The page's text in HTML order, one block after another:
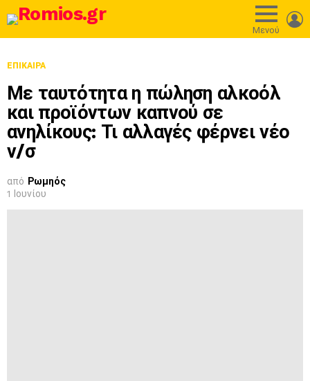
Μενού
ΕΠΊΚΑΙΡΑ
Με ταυτότητα η πώληση αλκοόλ
και προϊόντων καπνού σε
ανηλίκους: Τι αλλαγές φέρνει νέο
ν/σ
από Ρωμηός
1 Ιουνίου